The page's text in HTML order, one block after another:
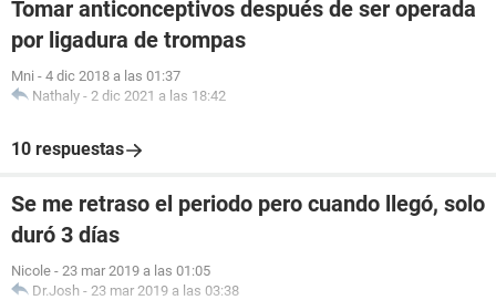
Tomar anticonceptivos después de ser operada
por ligadura de trompas
Mni - 4 dic 2018 a las 01:37
Nathaly - 2 dic 2021 a las 18:42
10 respuestas
Se me retraso el periodo pero cuando llegó, solo
duró 3 días
Nicole - 23 mar 2019 a las 01:05
Dr.Josh - 23 mar 2019 a las 03:38